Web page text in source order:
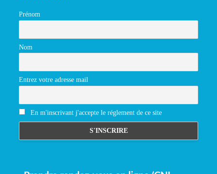
Prénom
Nom
Entrez votre adresse mail
En m'inscrivant j'accepte le réglement de ce site